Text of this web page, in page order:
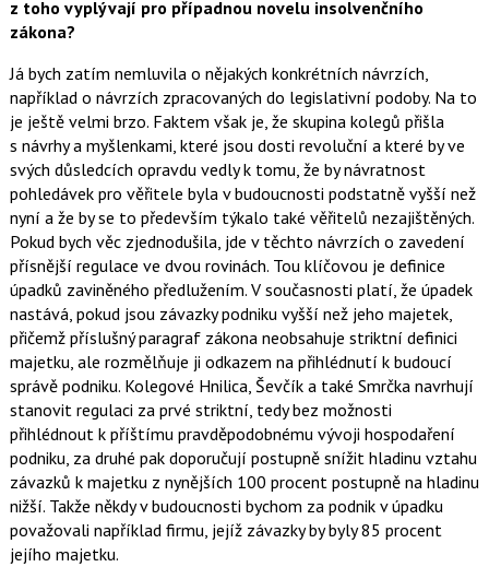
z toho vyplývají pro případnou novelu insolvenčního
zákona?
Já bych zatím nemluvila o nějakých konkrétních návrzích,
například o návrzích zpracovaných do legislativní podoby. Na to
je ještě velmi brzo. Faktem však je, že skupina kolegů přišla
s návrhy a myšlenkami, které jsou dosti revoluční a které by ve
svých důsledcích opravdu vedly k tomu, že by návratnost
pohledávek pro věřitele byla v budoucnosti podstatně vyšší než
nyní a že by se to především týkalo také věřitelů nezajištěných.
Pokud bych věc zjednodušila, jde v těchto návrzích o zavedení
přísnější regulace ve dvou rovinách. Tou klíčovou je definice
úpadků zaviněného předlužením. V současnosti platí, že úpadek
nastává, pokud jsou závazky podniku vyšší než jeho majetek,
přičemž příslušný paragraf zákona neobsahuje striktní definici
majetku, ale rozmělňuje ji odkazem na přihlédnutí k budoucí
správě podniku. Kolegové Hnilica, Ševčík a také Smrčka navrhují
stanovit regulaci za prvé striktní, tedy bez možnosti
přihlédnout k příštímu pravděpodobnému vývoji hospodaření
podniku, za druhé pak doporučují postupně snížit hladinu vztahu
závazků k majetku z nynějších 100 procent postupně na hladinu
nižší. Takže někdy v budoucnosti bychom za podnik v úpadku
považovali například firmu, jejíž závazky by byly 85 procent
jejího majetku.